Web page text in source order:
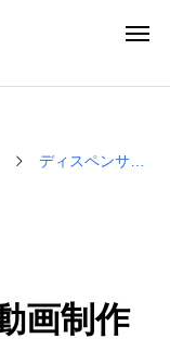
ディスペンサーの動画制作を進めています
画制作